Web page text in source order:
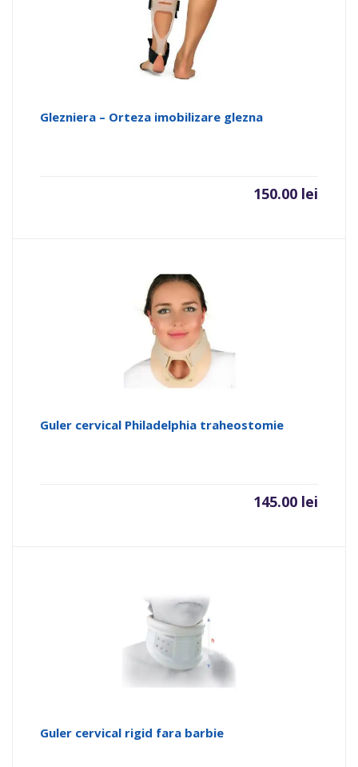
Glezniera – Orteza imobilizare glezna
150.00 lei
Guler cervical Philadelphia traheostomie
145.00 lei
Guler cervical rigid fara barbie